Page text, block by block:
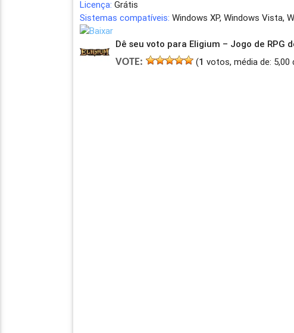
Licença: Grátis
Sistemas compatíveis: Windows XP, Windows Vista,
Dê seu voto para Eligium – Jogo de RPG
VOTE:
(1 votos, média de: 5,00